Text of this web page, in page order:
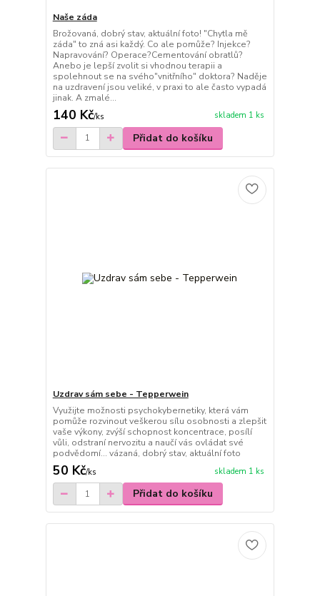
Naše záda
Brožovaná, dobrý stav, aktuální foto! "Chytla mě
záda" to zná asi každý. Co ale pomůže? Injekce?
Napravování? Operace?Cementování obratlů?
Anebo je lepší zvolit si vhodnou terapii a
spolehnout se na svého"vnitřního" doktora? Naděje
na uzdravení jsou veliké, v praxi to ale často vypadá
jinak. A zmalé...
140 Kč/ks skladem 1 ks
Přidat do košíku
Uzdrav sám sebe - Tepperwein
Využijte možnosti psychokybernetiky, která vám
pomůže rozvinout veškerou sílu osobnosti a zlepšit
vaše výkony, zvýší schopnost koncentrace, posílí
vůli, odstraní nervozitu a naučí vás ovládat své
podvědomí... vázaná, dobrý stav, aktuální foto
50 Kč/ks skladem 1 ks
Přidat do košíku